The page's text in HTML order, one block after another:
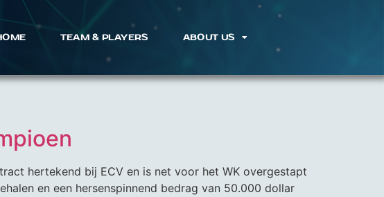
TEAM & PLAYERS ABOUT US
hertekend bij ECV en is net voor het WK overgestapt
en een hersenspinnend bedrag van 50.000 dollar